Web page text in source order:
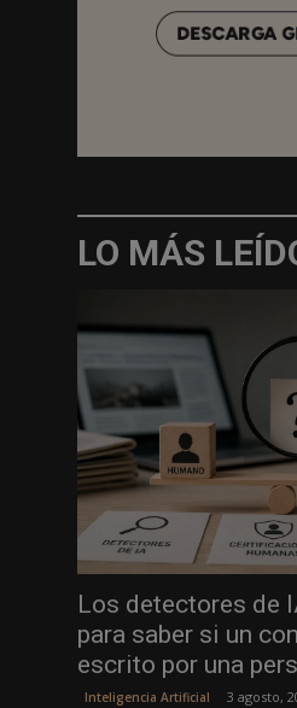
LO MÁS
Los detectores de
para saber si un
escrito por una
Inteligencia Artificial 3 agosto,